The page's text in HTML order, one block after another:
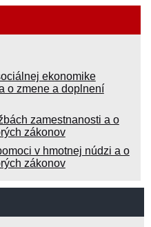
ekonomike
o zmene a doplnení
zamestnanosti a o
zákonov
v hmotnej núdzi a o
zákonov